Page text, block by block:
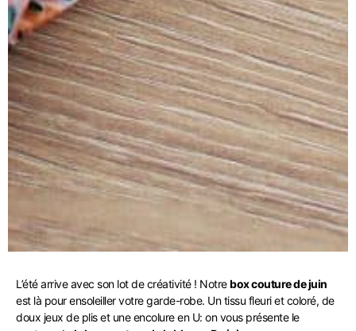
L’été arrive avec son lot de créativité ! Notrebox couture de juin
est là pour ensoleiller votre garde-robe. Un tissu fleuri et coloré, de
doux jeux de plis et une encolure en U: on vous présente le